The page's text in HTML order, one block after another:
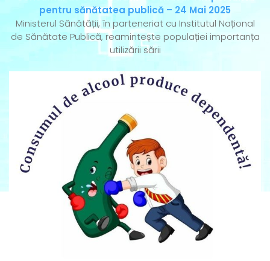
pentru sănătatea publică – 24 Mai 2025
Ministerul Sănătății, în parteneriat cu Institutul Național
de Sănătate Publică, reamintește populației importanța
utilizării sării